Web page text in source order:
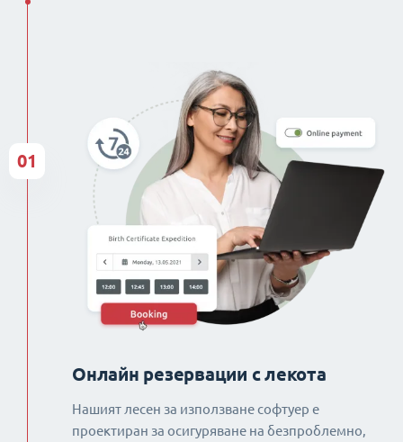
Онлайн резервации с лекота
Нашият лесен за използване софтуер е
проектиран за осигуряване на безпроблемно,
01